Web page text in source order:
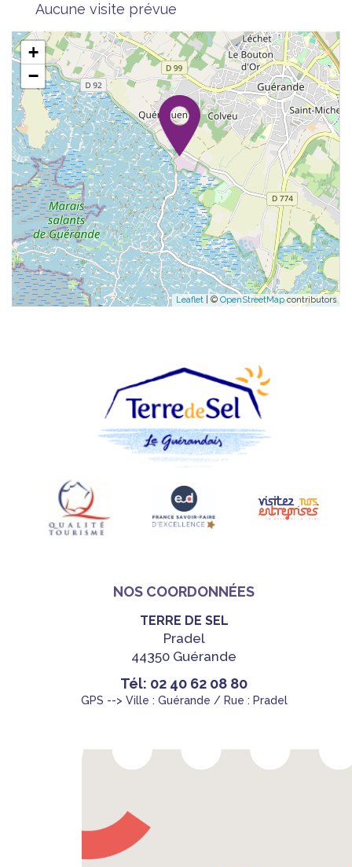
Aucune visite prévue
+
−
Leaflet | © OpenStreetMapcontributors
NOS COORDONNÉES
TERRE DE SEL
Pradel
44350 Guérande
Tél: 02 40 62 08 80
GPS --> Ville : Guérande / Rue : Pradel